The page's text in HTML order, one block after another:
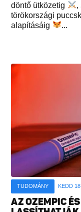
döntő ütközetig
,
törökországi
alapításáig
...
TUDOMÁNY KEDD
AZ OZEMPIC